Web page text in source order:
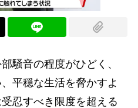
騒音の程度がひどく、
平穏な生活を脅かすよ
忍すべき限度を超える